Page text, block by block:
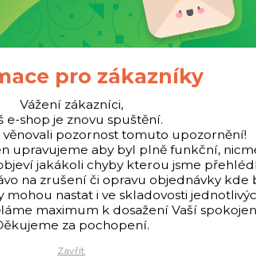
vhodné pro rekreační lov na plavanou.
pro zákazníky
Vážení zákazníci,
e-shop je znovu spuštění.
věnovali pozornost tomuto upozornění!
upravujeme aby byl plně funkční,
jakákoli chyby kterou jsme
na zrušení či opravu objednávky kde
mohou nastat i ve skladovosti
maximum k dosažení Vaší
za pochopení.
Zavřít